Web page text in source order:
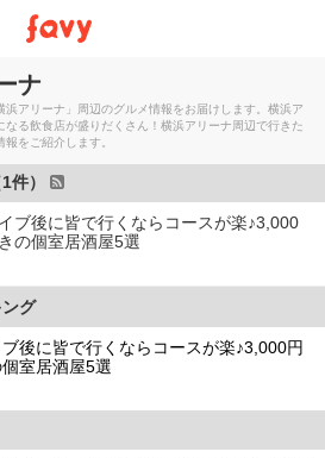
ナ
浜アリーナ」周辺のグルメ情報をお届けします。横浜ア
なる飲食店が盛りだくさん！横浜アリーナ周辺で行きた
をご紹介します。
件）
ブ後に皆で行くならコースが楽♪3,000
の個室居酒屋5選
グ
ブ後に皆で行くならコースが楽♪3,000円
室居酒屋5選